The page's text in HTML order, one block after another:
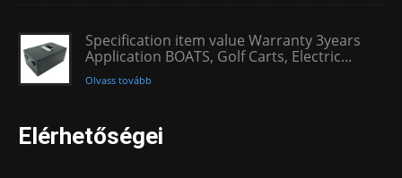
Specification item value Warranty 3years
Application BOATS, Golf Carts, Electric...
Olvass tovább
Elérhetőségei